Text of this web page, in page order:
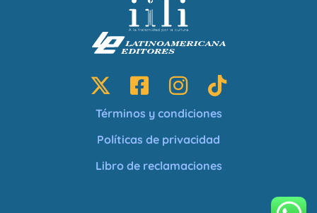
Términos y condiciones
Políticas de privacidad
Libro de reclamaciones